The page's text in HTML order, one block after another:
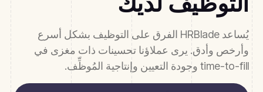
يُساعد HRBlade الفرق على التوظيف بشكل أسرع
وأرخص وأدق. يرى عملاؤنا تحسينات ذات مغزى في
time-to-fill وجودة التعيين وإنتاجية المُوظِّف.